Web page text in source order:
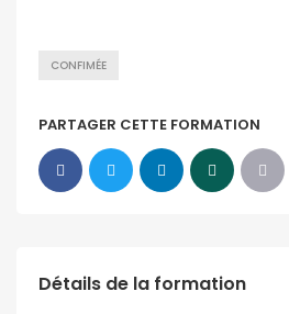
CONFIMÉE
PARTAGER CETTE FORMATION
Détails de la formation